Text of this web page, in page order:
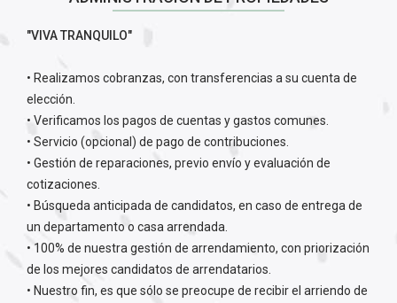
"VIVA TRANQUILO"
• Realizamos cobranzas, con transferencias a su cuenta de
elección.
• Verificamos los pagos de cuentas y gastos comunes.
• Servicio (opcional) de pago de contribuciones.
• Gestión de reparaciones, previo envío y evaluación de
cotizaciones.
• Búsqueda anticipada de candidatos, en caso de entrega de
un departamento o casa arrendada.
• 100% de nuestra gestión de arrendamiento, con priorización
de los mejores candidatos de arrendatarios.
• Nuestro fin, es que sólo se preocupe de recibir el arriendo de